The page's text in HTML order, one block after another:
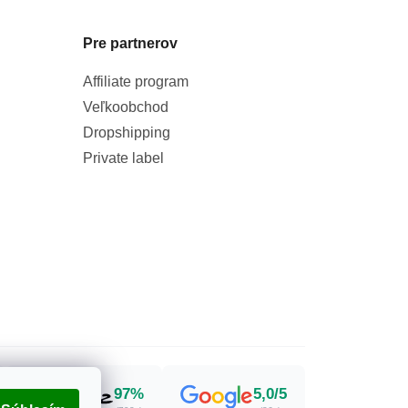
Pre partnerov
Affiliate program
Veľkoobchod
Dropshipping
Private label
97% 5,0/5